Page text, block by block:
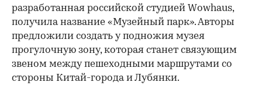
разработанная российской студией Wowhaus,
получила название «Музейный парк». Авторы
предложили создать у подножия музея
прогулочную зону, которая станет связующим
звеном между пешеходными маршрутами со
стороны Китай-города и Лубянки.